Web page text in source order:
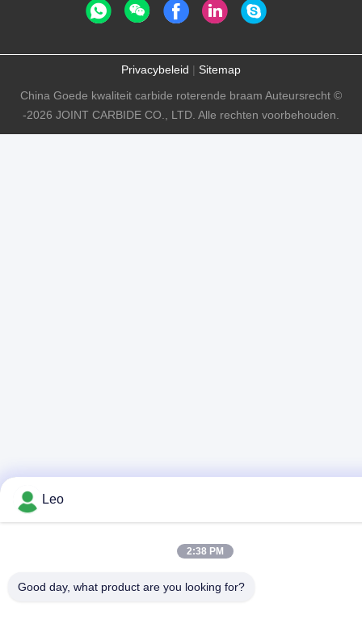
Privacybeleid | Sitemap
China Goede kwaliteit carbide roterende braam Auteursrecht ©
-2026 JOINT CARBIDE CO., LTD. Alle rechten voorbehouden.
Leo
2:38 PM
Good day, what product are you looking for?